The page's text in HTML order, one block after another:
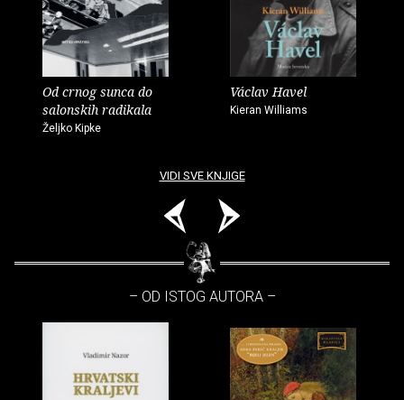
Od crnog sunca do
salonskih radikala
Željko Kipke
Václav Havel
Kieran Williams
VIDI SVE KNJIGE
– OD ISTOG AUTORA –